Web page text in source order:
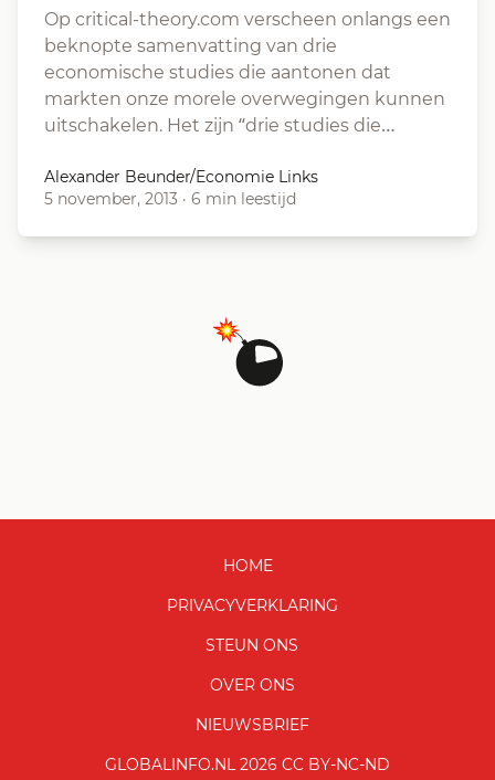
Op critical-theory.com verscheen onlangs een
beknopte samenvatting van drie
economische studies die aantonen dat
markten onze morele overwegingen kunnen
uitschakelen. Het zijn “drie studies die…
Alexander Beunder/Economie Links
5 november, 2013 · 6 min leestijd
HOME
PRIVACYVERKLARING
STEUN ONS
OVER ONS
NIEUWSBRIEF
GLOBALINFO.NL 2026 CC BY-NC-ND